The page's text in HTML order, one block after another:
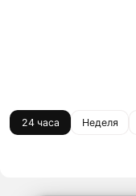
24 часа Неделя